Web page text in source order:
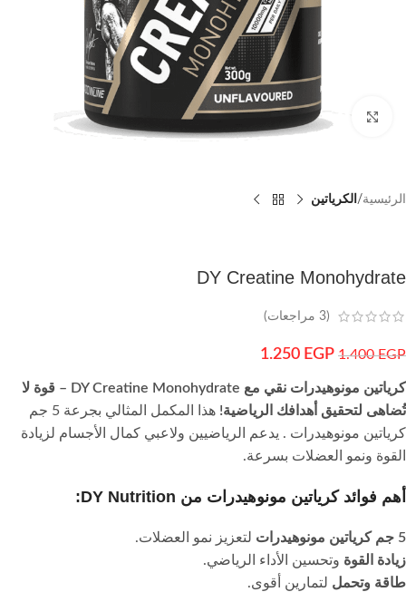
اضغط للتكبير
الرئيسية الكرياتين
DY Creatine Monohydrate
(
3 مراجعات)
1.400EGP
1.250 EGP
كرياتين مونوهيدرات نقي مع DY Creatine Monohydrate – قوة لا
تُضاهى لتحقيق أهدافك الرياضية!
هذا المكمل المثالي بجرعة 5 جم
كرياتين مونوهيدرات . يدعم الرياضيين ولاعبي كمال الأجسام لزيادة
القوة ونمو العضلات بسرعة.
أهم فوائد كرياتين مونوهيدرات من DY Nutrition:
5 جم كرياتين مونوهيدرات
لتعزيز نمو العضلات.
زيادة القوة وتحسين الأداء الرياضي.
طاقة وتحمل لتمارين أقوى.